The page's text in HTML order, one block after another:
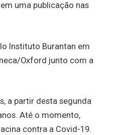
uma publicação nas
Instituto Burantan em
Oxford junto com a
a partir desta segunda
Até o momento,
contra a Covid-19.